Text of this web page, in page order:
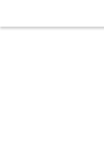
content